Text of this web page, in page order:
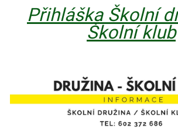
Přihláška Školní
Školní klub